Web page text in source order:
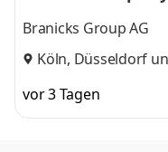
Branicks Group AG
Köln, Düsseldorf
vor 3 Tagen